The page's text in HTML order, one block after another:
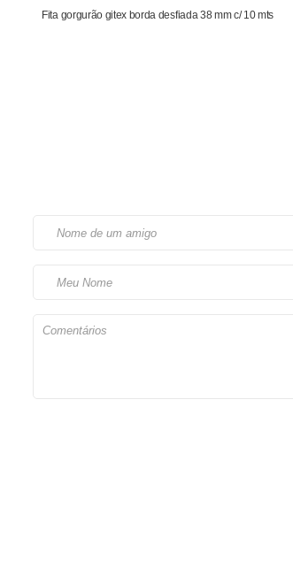
Fita gorgurão gitex borda desfiada 38 mm c/ 10 mts